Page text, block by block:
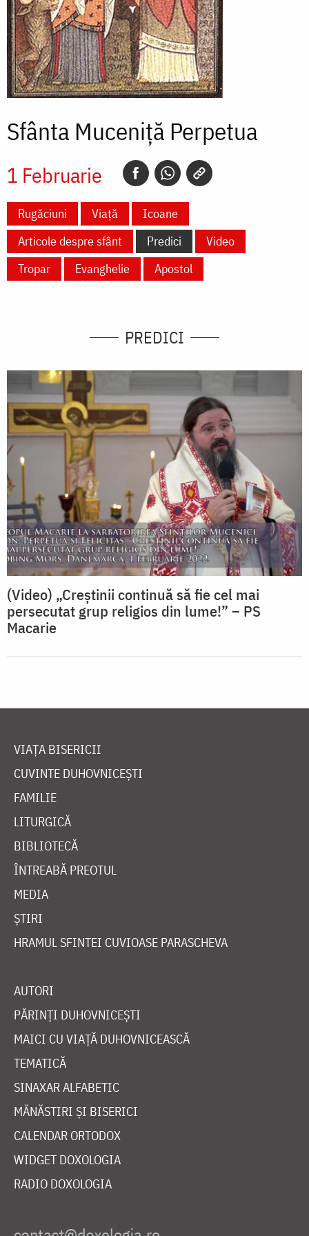
Sfânta Muceniță Perpetua
1 Februarie
Rugăciuni Viață
Icoane
Articole despre sfânt
Predici
Video
Tropar
Evanghelie Apostol
PREDICI
(Video) „Creștinii continuă să fie cel mai
persecutat grup religios din lume!” – PS
Macarie
VIAȚA BISERICII
CUVINTE DUHOVNICEȘTI
FAMILIE
LITURGICĂ
BIBLIOTECĂ
ÎNTREABĂ PREOTUL
MEDIA
ȘTIRI
HRAMUL SFINTEI CUVIOASE PARASCHEVA
AUTORI
PĂRINȚI DUHOVNICEȘTI
MAICI CU VIAȚĂ DUHOVNICEASCĂ
TEMATICĂ
SINAXAR ALFABETIC
MĂNĂSTIRI ȘI BISERICI
CALENDAR ORTODOX
WIDGET DOXOLOGIA
RADIO DOXOLOGIA